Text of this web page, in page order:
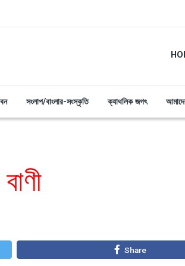
সংলাপ/বাংলার-সংস্কৃতি ক্যাথলিক জগৎ
Share